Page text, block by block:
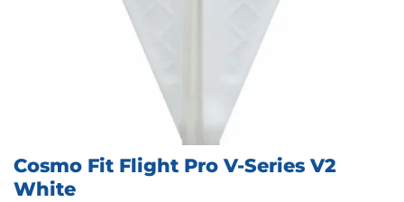
Cosmo Fit Flight Pro V-Series V2
White